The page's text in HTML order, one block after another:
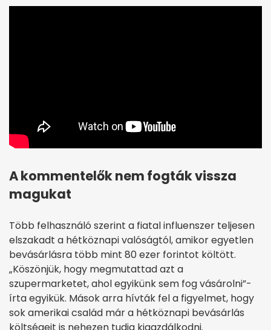
A kommentelők nem fogták vissza
magukat
Több felhasználó szerint a fiatal influenszer teljesen
elszakadt a hétköznapi valóságtól, amikor egyetlen
bevásárlásra több mint 80 ezer forintot költött.
„Köszönjük, hogy megmutattad azt a
szupermarketet, ahol egyikünk sem fog vásárolni”-
írta egyikük. Mások arra hívták fel a figyelmet, hogy
sok amerikai család már a hétköznapi bevásárlás